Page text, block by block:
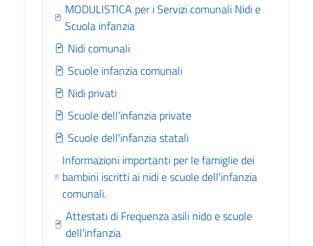
MODULISTICA per i Servizi comunali Nidi e
Scuola infanzia
Nidi comunali
Scuole infanzia comunali
Nidi privati
Scuole dell'infanzia private
Scuole dell'infanzia statali
Informazioni importanti per le famiglie dei
bambini iscritti ai nidi e scuole dell'infanzia
comunali.
Attestati di Frequenza asili nido e scuole
dell'infanzia